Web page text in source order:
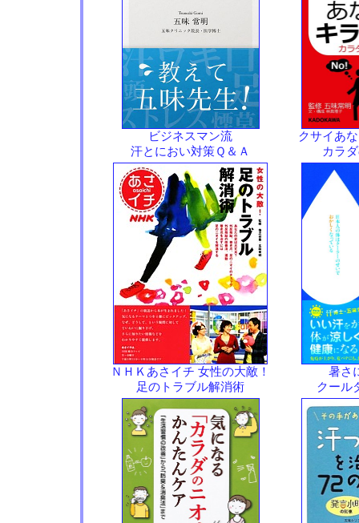
ビジネスマン流
汗とにおい対策Ｑ＆Ａ
クサイあ
カラ
ＮＨＫあさイチ 女性の大敵！
足のトラブル解消術
暑さ
クール